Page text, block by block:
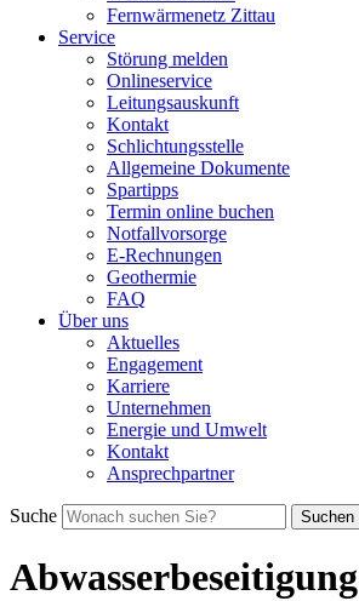
Fernwärmenetz Zittau
Service
Störung melden
Onlineservice
Leitungsauskunft
Kontakt
Schlichtungsstelle
Allgemeine Dokumente
Spartipps
Termin online buchen
Notfallvorsorge
E-Rechnungen
Geothermie
FAQ
Über uns
Aktuelles
Engagement
Karriere
Unternehmen
Energie und Umwelt
Kontakt
Ansprechpartner
Suche Suchen
Abwasserbeseitigung